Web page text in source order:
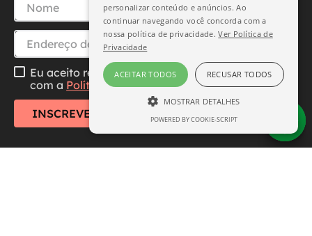
Eu aceito receber essa newsletter, li e concordo
com a Política de Privacidade
INSCREVER-SE
personalizar conteúdo e anúncios. Ao
continuar navegando você concorda com a
nossa política de privacidade.Ver Política de
Privacidade
ACEITAR TODOS RECUSAR TODOS
MOSTRAR DETALHES
ESTRITAMENTE NECESSÁRIO
POWERED BY COOKIE-SCRIPT